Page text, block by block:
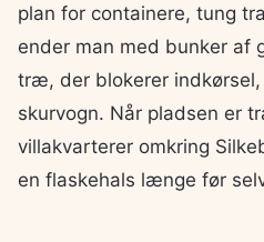
plan for containere, tung
ender man med bunker af
træ, der blokerer
skurvogn. Når pladsen er
villakvarterer omkring
en flaskehals længe før